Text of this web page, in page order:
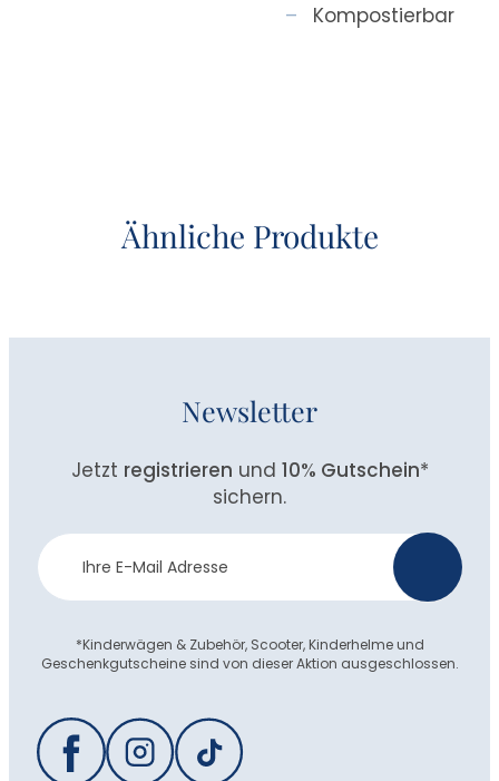
Kompostierbar
Ähnliche Produkte
Newsletter
Jetzt registrieren und 10% Gutschein*
sichern.
Newsletter
Anmeldung
*Kinderwägen & Zubehör, Scooter, Kinderhelme und
Geschenkgutscheine sind von dieser Aktion ausgeschlossen.